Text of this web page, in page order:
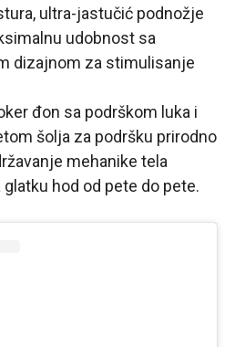
ultra-jastučić podnožje
udobnost sa
dizajnom za stimulisanje
đon sa podrškom luka i
šolja za podršku prirodno
mehanike tela
glatku hod od pete do pete.